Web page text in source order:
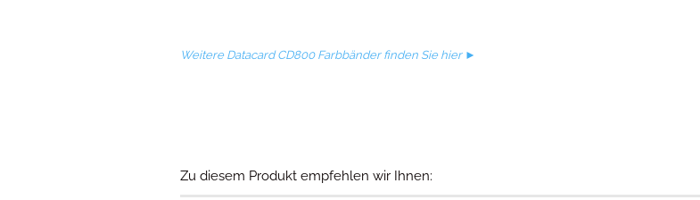
Weitere Datacard CD800 Farbbänder finden Sie hier ►
Zu diesem Produkt empfehlen wir Ihnen: